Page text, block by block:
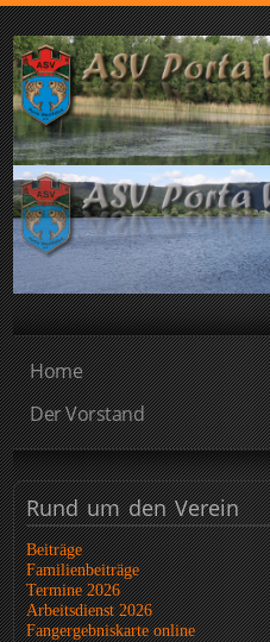
Home
Der Vorstand
Rundum den Verein
Beiträge
Familienbeiträge
Termine 2026
Arbeitsdienst 2026
Fangergebniskarte online